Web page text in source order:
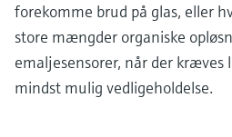
forekomme brud på glas, eller
store mængder organiske
emaljesensorer, når der kræves
mindst mulig vedligeholdelse.